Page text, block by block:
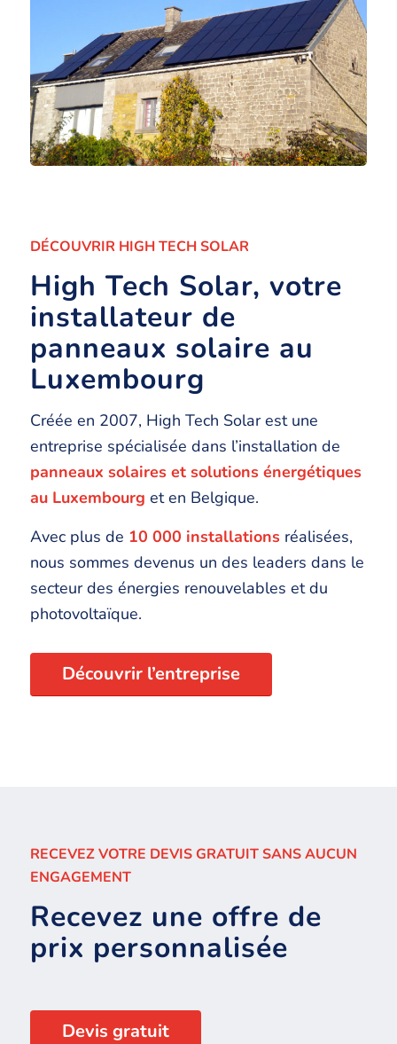
DÉCOUVRIR HIGH TECH SOLAR
High Tech Solar, votre
installateur de
panneaux solaire au
Luxembourg
Créée en 2007, High Tech Solar est une
entreprise spécialisée dans l’installation de
panneaux solaires et solutions énergétiques
au Luxembourg et en Belgique.
Avec plus de 10 000 installationsréalisées,
nous sommes devenus un des leaders dans le
secteur des énergies renouvelables et du
photovoltaïque.
Découvrir l’entreprise
RECEVEZ VOTRE DEVIS GRATUIT SANS AUCUN
ENGAGEMENT
Recevez une offre de
prix personnalisée
Devis gratuit